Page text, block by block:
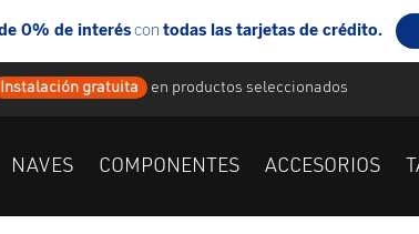
Instalación gratuita en productos seleccionados
NAVES COMPONENTES ACCESORIOS